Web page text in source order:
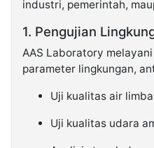
industri, pemerintah,
1. Pengujian
AAS Laboratory
parameter lingkungan,
Uji kualitas air
Uji kualitas udara